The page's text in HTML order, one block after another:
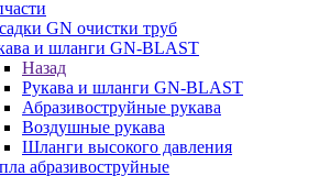
GN очистки труб
и шланги GN-BLAST
Назад
Рукава и шланги GN-BLAST
Абразивоструйные рукава
Воздушные рукава
Шланги высокого давления
абразивоструйные